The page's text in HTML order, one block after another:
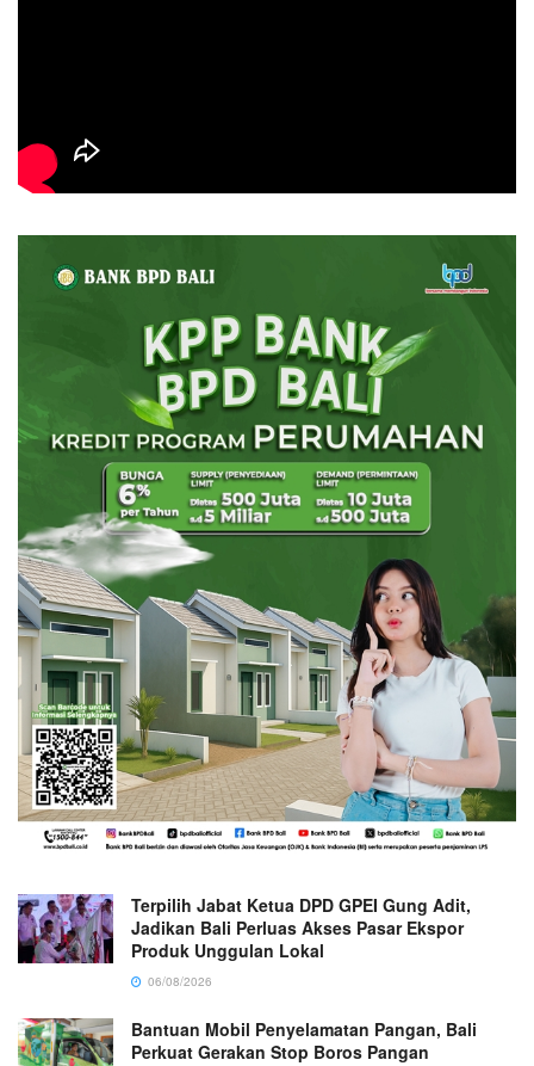
Terpilih Jabat Ketua DPD GPEI Gung Adit,
Jadikan Bali Perluas Akses Pasar Ekspor
Produk Unggulan Lokal
06/08/2026
Bantuan Mobil Penyelamatan Pangan, Bali
Perkuat Gerakan Stop Boros Pangan